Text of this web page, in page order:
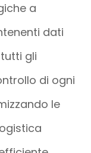
a
dati
gli
di ogni
le